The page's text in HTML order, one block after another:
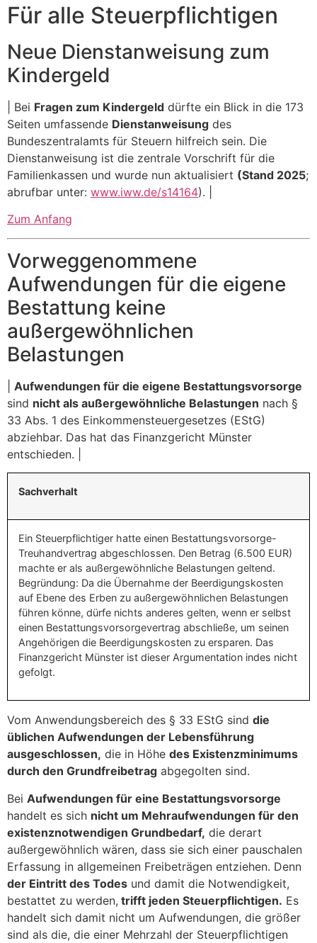
Für alle Steuerpflichtigen
Neue Dienstanweisung zum
Kindergeld
| Bei Fragen zum Kindergeld dürfte ein Blick in die 173
Seiten umfassende Dienstanweisung des
Bundeszentralamts für Steuern hilfreich sein. Die
Dienstanweisung ist die zentrale Vorschrift für die
Familienkassen und wurde nun aktualisiert (Stand 2025;
abrufbar unter: www.iww.de/s14164). |
Zum Anfang
Vorweggenommene
Aufwendungen für die eigene
Bestattung keine
außergewöhnlichen
Belastungen
Aufwendungen für die eigene Bestattungsvorsorge
sind nicht als außergewöhnliche Belastungen nach §
33 Abs. 1 des Einkommensteuergesetzes (EStG)
abziehbar. Das hat das Finanzgericht Münster
entschieden. |
Sachverhalt
Ein Steuerpflichtiger hatte einen Bestattungsvorsorge-
Treuhandvertrag abgeschlossen. Den Betrag (6.500 EUR)
machte er als außergewöhnliche Belastungen geltend.
Begründung: Da die Übernahme der Beerdigungskosten
auf Ebene des Erben zu außergewöhnlichen Belastungen
führen könne, dürfe nichts anderes gelten, wenn er selbst
einen Bestattungsvorsorgevertrag abschließe, um seinen
Angehörigen die Beerdigungskosten zu ersparen. Das
Finanzgericht Münster ist dieser Argumentation indes nicht
gefolgt.
Vom Anwendungsbereich des § 33 EStG sind die
üblichen Aufwendungen der Lebensführung
ausgeschlossen, die in Höhe des Existenzminimums
durch den Grundfreibetrag abgegolten sind.
Bei Aufwendungen für eine Bestattungsvorsorge
handelt es sich nicht um Mehraufwendungen für den
existenznotwendigen Grundbedarf, die derart
außergewöhnlich wären, dass sie sich einer pauschalen
Erfassung in allgemeinen Freibeträgen entziehen. Denn
der Eintritt des Todes und damit die Notwendigkeit,
bestattet zu werden, trifft jeden Steuerpflichtigen. Es
handelt sich damit nicht um Aufwendungen, die größer
sind als die, die einer Mehrzahl der Steuerpflichtigen